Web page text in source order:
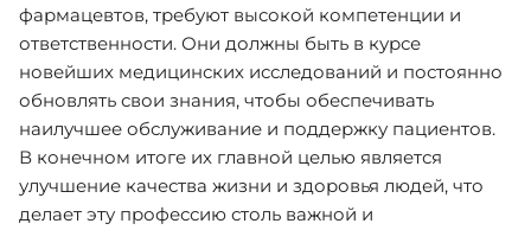
фармацевтов, требуют высокой компетенции и
ответственности. Они должны быть в курсе
новейших медицинских исследований и постоянно
обновлять свои знания, чтобы обеспечивать
наилучшее обслуживание и поддержку пациентов.
В конечном итоге их главной целью является
улучшение качества жизни и здоровья людей, что
делает эту профессию столь важной и